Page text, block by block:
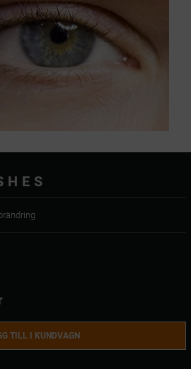
TILL I KUNDVAGN